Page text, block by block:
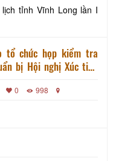
tỉnh Vĩnh Long lần I
tổ chức họp kiểm tra
bị Hội nghị Xúc tiến
0 998